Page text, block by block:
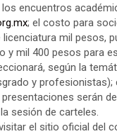
encuentros
; el costo para
mil pesos,
y mil 400 pesos para
según la
y
serán
sesión de carteles.
el sitio oficial del